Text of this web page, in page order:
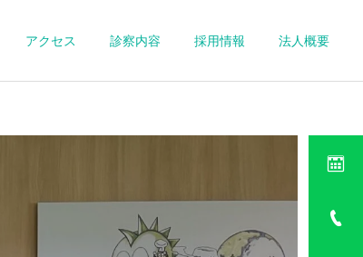
アクセス 診察内容 採用情報 法人概要
詳細を見る
一般内科